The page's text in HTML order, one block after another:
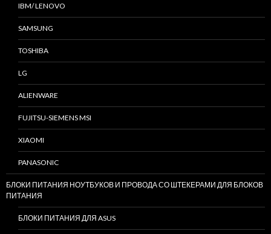
IBM/ LENOVO
SAMSUNG
TOSHIBA
LG
ALIENWARE
FUJITSU-SIEMENS MSI
XIAOMI
PANASONIC
БЛОКИ ПИТАНИЯ НОУТБУКОВ И ПРОВОДА СО ШТЕКЕРАМИ ДЛЯ БЛОКОВ
ПИТАНИЯ
БЛОКИ ПИТАНИЯ ДЛЯ ASUS